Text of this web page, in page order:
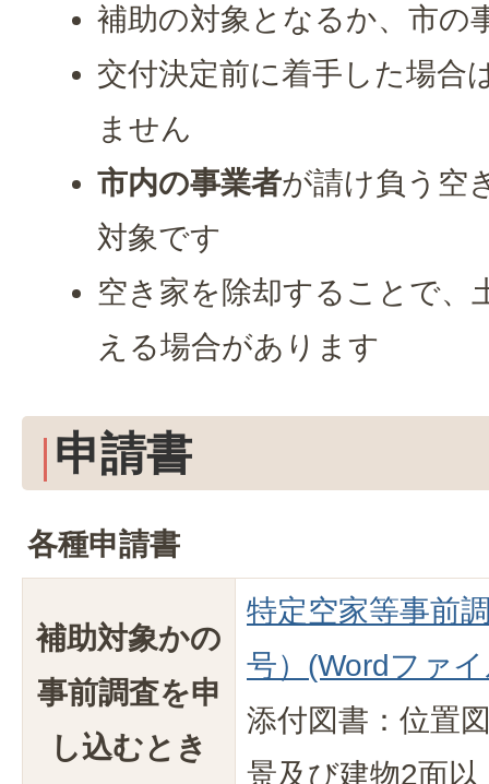
補助の対象となるか、市の
交付決定前に着手した場合
ません
市内の事業者が請け負う空
対象です
空き家を除却することで、
える場合があります
申請書
各種申請書
補助対象かの
事前調査を申
し込むとき
特定空家等事前
号）(Wordファ
添付図書：位置
景及び建物2面以